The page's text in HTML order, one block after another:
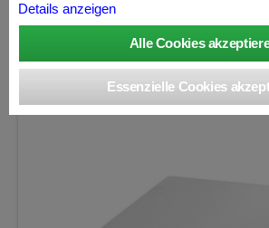
Wägebereich: 5200 g, Ablesbarkeit: 0,1
Details anzeigen